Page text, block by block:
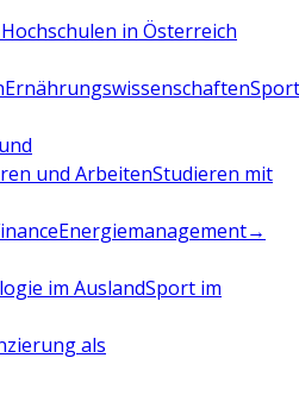
in Österreich
Ernährungswissenschaften
und ArbeitenStudieren mit
Energiemanagement→
im AuslandSport im
als